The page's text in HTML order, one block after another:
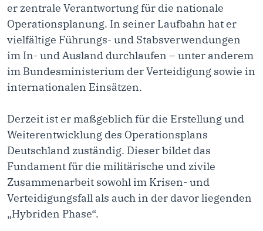
er zentrale Verantwortung für die nationale
Operationsplanung. In seiner Laufbahn hat er
vielfältige Führungs- und Stabsverwendungen
im In- und Ausland durchlaufen – unter anderem
im Bundesministerium der Verteidigung sowie in
internationalen Einsätzen.
Derzeit ist er maßgeblich für die Erstellung und
Weiterentwicklung des Operationsplans
Deutschland zuständig. Dieser bildet das
Fundament für die militärische und zivile
Zusammenarbeit sowohl im Krisen- und
Verteidigungsfall als auch in der davor liegenden
„Hybriden Phase“.